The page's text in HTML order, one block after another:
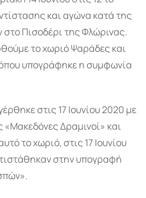
και αγώνα κατά της
Πισοδέρι της Φλώρινας.
το χωριό Ψαράδες και
υπογράφηκε η συμφωνία
στις 17 Ιουνίου 2020 με
Δραμινοί» και
το χωριό, στις 17 Ιουνίου
στην υπογραφή